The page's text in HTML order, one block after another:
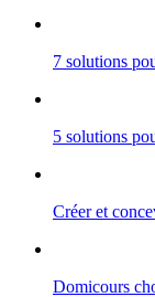
7 solutions
5 solutions
Créer et
Domicours